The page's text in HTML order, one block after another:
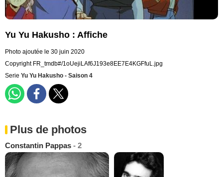
Yu Yu Hakusho : Affiche
Photo ajoutée le 30 juin 2020
Copyright FR_tmdb#/1oUejiLAf6J193e8EE7E4KGFfuL.jpg
Serie Yu Yu Hakusho - Saison 4
Plus de photos
Constantin Pappas - 2